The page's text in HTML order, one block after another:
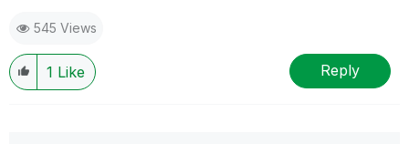
545 Views
1 Like Reply